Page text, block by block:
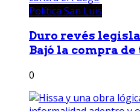
Política San Luis
Duro revés
Bajó la compra
0